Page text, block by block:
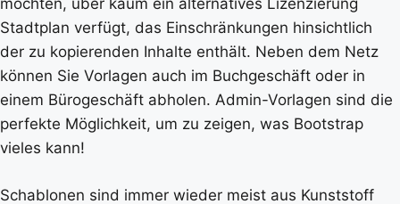
möchten, über kaum ein alternatives Lizenzierung
Stadtplan verfügt, das Einschränkungen hinsichtlich
der zu kopierenden Inhalte enthält. Neben dem Netz
können Sie Vorlagen auch im Buchgeschäft oder in
einem Bürogeschäft abholen. Admin-Vorlagen sind die
perfekte Möglichkeit, um zu zeigen, was Bootstrap
vieles kann!
Schablonen sind immer wieder meist aus Kunststoff